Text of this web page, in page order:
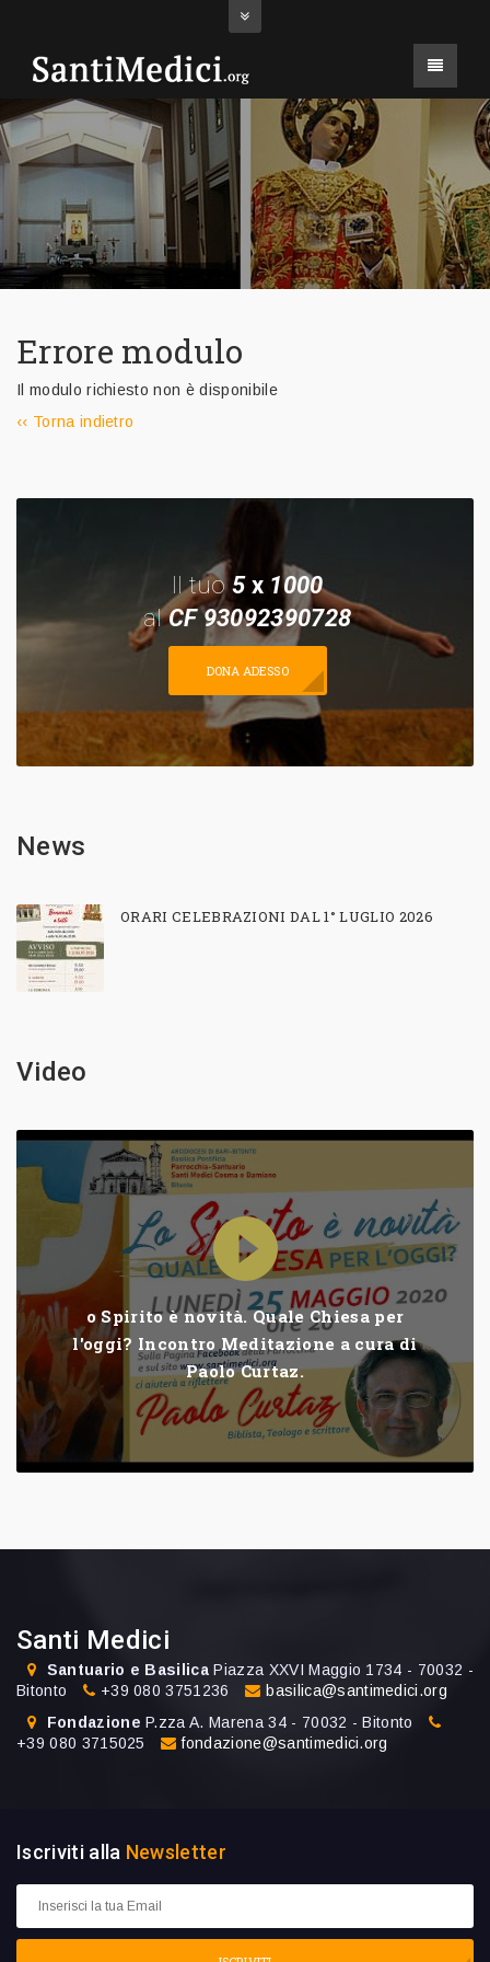
Errore modulo
Il modulo richiesto non è disponibile
‹‹ Torna indietro
Il tuo 5x 1000
alCF 93092390728
DONA ADESSO
News
ORARI CELEBRAZIONI DAL 1° LUGLIO 2026
Video
o Spirito è novità. Quale Chiesa per
l'oggi? Incontro Meditazione a cura di
Paolo Curtaz.
Santi Medici
Santuario e Basilica Piazza XXVI Maggio 1734 - 70032 -
Bitonto
+39 080 3751236
basilica@santimedici.org
Fondazione P.zza A. Marena 34 - 70032 - Bitonto
+39 080 3715025
fondazione@santimedici.org
Iscriviti alla Newsletter